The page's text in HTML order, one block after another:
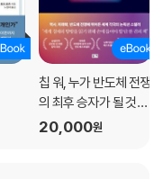
칩 워, 누가 반도체 전쟁
의 최후 승자가 될 것인
가
20,000원